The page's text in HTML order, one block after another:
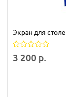
Экран для
3 200 р.